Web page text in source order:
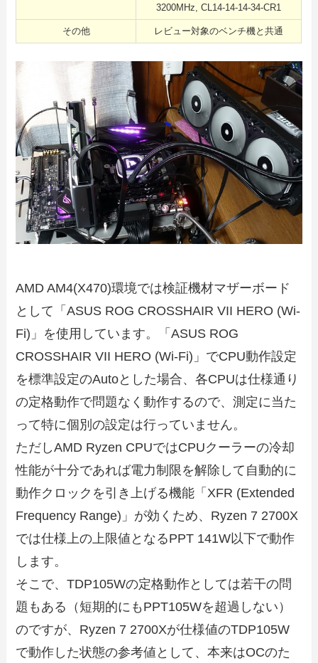
3200MHz, CL14-14-14-34-CR1
その他 レビュー対象のベンチ機と共通
AMD AM4(X470)環境では検証機材マザーボード
として「ASUS ROG CROSSHAIR VII HERO (Wi-
Fi)」を使用しています。「ASUS ROG
CROSSHAIR VII HERO (Wi-Fi)」でCPU動作設定
を標準設定のAutoとした場合、各CPUは仕様通り
の定格動作で問題なく動作するので、測定に当た
って特に個別の設定は行っていません。
ただしAMD Ryzen CPUではCPUクーラーの冷却
性能が十分であれば電力制限を解除して自動的に
動作クロックを引き上げる機能「XFR (Extended
Frequency Range)」が効くため、Ryzen 7 2700X
では仕様上の上限値となるPPT 141W以下で動作
します。
そこで、TDP105Wの定格動作としては若干の問
題もある（短期的にもPPT105Wを超過しない）
のですが、Ryzen 7 2700Xが仕様値のTDP105W
で動作した状態の参考値として、本来はOCのた